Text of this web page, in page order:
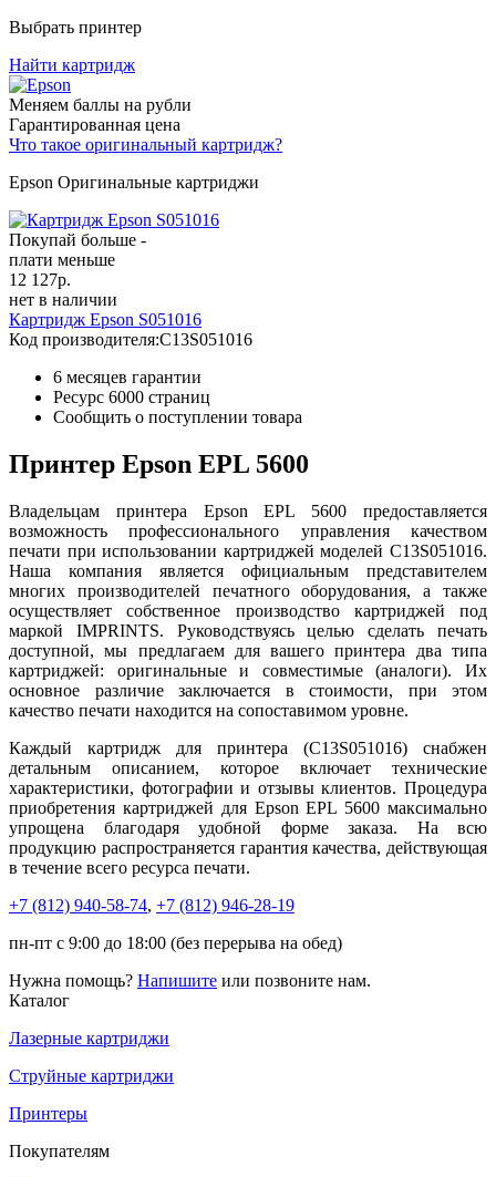
Выбрать принтер
Найти картридж
Меняем баллы на рубли
Гарантированная цена
Что такое оригинальный картридж?
Epson Оригинальные картриджи
Покупай больше -
плати меньше
12 127р.
нет в наличии
Картридж Epson S051016
Код производителя:C13S051016
6 месяцев гарантии
Ресурс 6000 страниц
Сообщить о поступлении товара
Принтер Epson EPL 5600
Владельцам принтера Epson EPL 5600 предоставляется
возможность профессионального управления качеством
печати при использовании картриджей моделей C13S051016.
Наша компания является официальным представителем
многих производителей печатного оборудования, а также
осуществляет собственное производство картриджей под
маркой IMPRINTS. Руководствуясь целью сделать печать
доступной, мы предлагаем для вашего принтера два типа
картриджей: оригинальные и совместимые (аналоги). Их
основное различие заключается в стоимости, при этом
качество печати находится на сопоставимом уровне.
Каждый картридж для принтера (C13S051016) снабжен
детальным описанием, которое включает технические
характеристики, фотографии и отзывы клиентов. Процедура
приобретения картриджей для Epson EPL 5600 максимально
упрощена благодаря удобной форме заказа. На всю
продукцию распространяется гарантия качества, действующая
в течение всего ресурса печати.
+7 (812) 940-58-74, +7 (812) 946-28-19
пн-пт с 9:00 до 18:00 (без перерыва на обед)
Нужна помощь? Напишите или позвоните нам.
Каталог
Лазерные картриджи
Струйные картриджи
Принтеры
Покупателям